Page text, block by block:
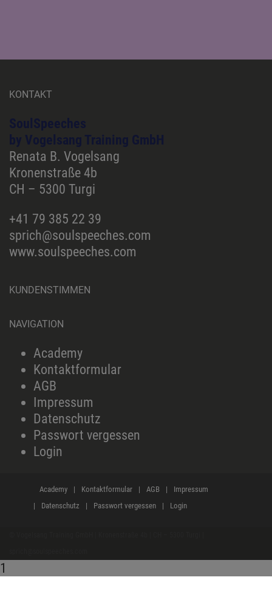
KONTAKT
Renata B. Vogelsang
Kronenstraße 4b
CH – 5300 Turgi
+41 79 385 22 39
sprich@soulspeeches.com
www.soulspeeches.com
KUNDENSTIMMEN
NAVIGATION
Academy
Kontaktformular
AGB
Impressum
Datenschutz
Passwort vergessen
Login
Academy Kontaktformular AGB
Impressum
Datenschutz
Passwort vergessen Login
1